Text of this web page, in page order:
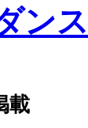
ン
載